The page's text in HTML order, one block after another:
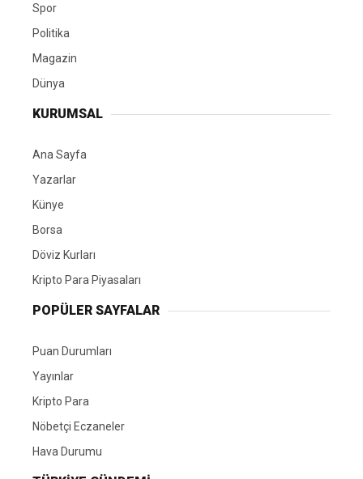
Spor
Politika
Magazin
Dünya
KURUMSAL
Ana Sayfa
Yazarlar
Künye
Borsa
Döviz Kurları
Kripto Para Piyasaları
POPÜLER SAYFALAR
Puan Durumları
Yayınlar
Kripto Para
Nöbetçi Eczaneler
Hava Durumu